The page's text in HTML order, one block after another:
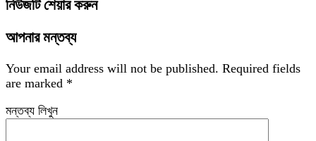
নিউজটি শেয়ার করুন
আপনার মন্তব্য
Your email address will not be published. Required fields
are marked *
মন্তব্য লিখুন